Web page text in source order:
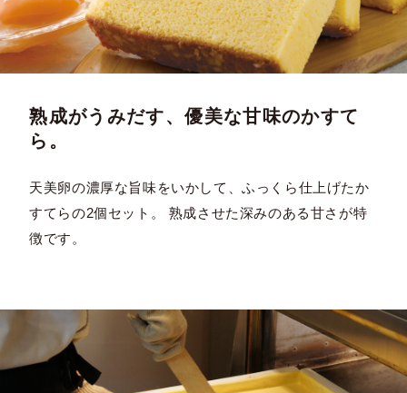
熟成がうみだす、優美な甘味のかすて
ら。
天美卵の濃厚な旨味をいかして、ふっくら仕上げたか
すてらの2個セット。 熟成させた深みのある甘さが特
徴です。